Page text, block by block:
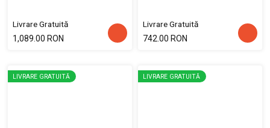
Livrare Gratuită
1,089.00 RON
Livrare Gratuită
742.00 RON
LIVRARE GRATUITĂ LIVRARE GRATUITĂ